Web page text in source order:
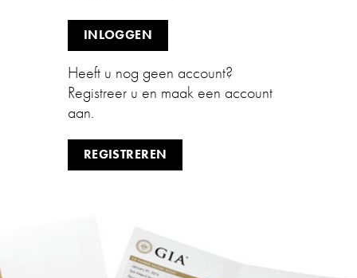
INLOGGEN
Heeft u nog geen account?
Registreer u en maak een account
aan.
REGISTREREN